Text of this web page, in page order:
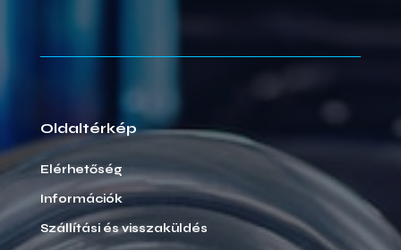
Oldaltérkép
Elérhetőség
Információk
Szállítási és visszaküldés